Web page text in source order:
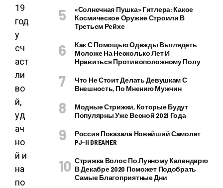
19
год
у
сч
аст
ли
во
й,
уд
ач
но
й и
на
по
«Солнечная Пушка» Гитлера: Какое
Космическое Оружие Строили В
Третьем Рейхе
Как С Помощью Одежды Выглядеть
Моложе На Несколько Лет И
Нравиться Противоположному Полу
Что Не Стоит Делать Девушкам С
Внешность, По Мнению Мужчин
Модные Стрижки, Которые Будут
Популярны Уже Весной 2021 Года
Россия Показала Новейший Самолет
PJ–II DREAMER
Стрижка Волос По Лунному Календарю
В Декабре 2020 Поможет Подобрать
Самые Благоприятные Дни